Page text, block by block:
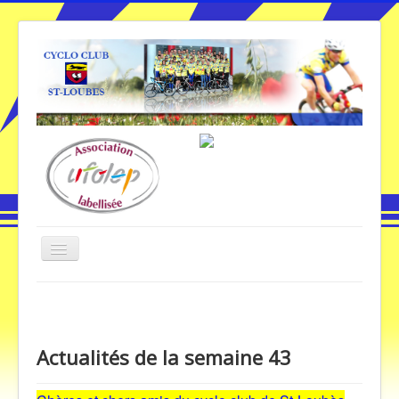
Basculer
la
Actualités de la semaine 43